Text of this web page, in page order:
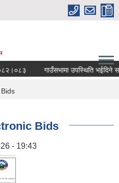
गाउँसभामा उपस्थिति भईदिने
Bids
- 19:43